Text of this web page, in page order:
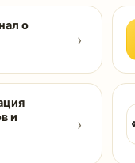
о
›
и
›